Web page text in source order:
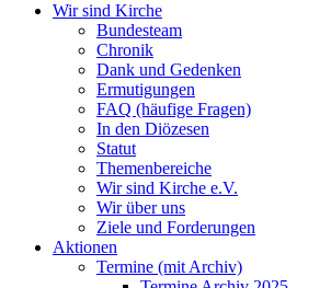
Wir sind Kirche
Bundesteam
Chronik
Dank und Gedenken
Ermutigungen
FAQ (häufige Fragen)
In den Diözesen
Statut
Themenbereiche
Wir sind Kirche e.V.
Wir über uns
Ziele und Forderungen
Aktionen
Termine (mit Archiv)